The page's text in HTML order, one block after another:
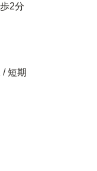
2分
短期